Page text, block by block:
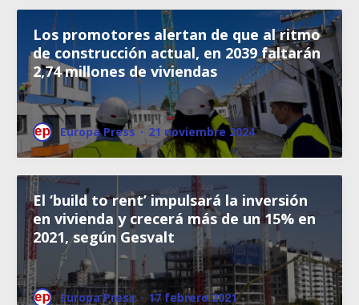
Los promotores alertan de que al ritmo
de construcción actual, en 2039 faltarán
2,74 millones de viviendas
Europa Press · 21 noviembre 2024
El ‘build to rent’ impulsará la inversión
en vivienda y crecerá más de un 15% en
2021, según Gesvalt
Europa Press · 17 febrero 2021